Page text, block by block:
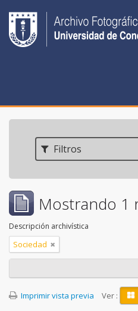
Filtros
Mostrando 1
Descripción archivística
Sociedad
Imprimir vista previa Ver :